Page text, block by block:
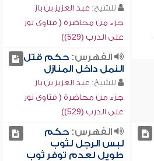
للشيخ: عبد العزيز بن باز
جزء من محاضرة ( فتاوى نور
على الدرب (529))
الفهرس:حكم قتل
النمل داخل المنازل
للشيخ: عبد العزيز بن باز
جزء من محاضرة ( فتاوى نور
على الدرب (529))
الفهرس:حكم
لبس الرجل لثوب
طويل لعدم توفر ثوب